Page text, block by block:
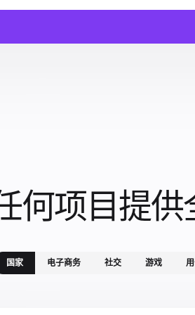
何项目提供
国家 电子商务 社交 游戏